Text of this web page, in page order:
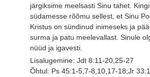
järgiksime meelsasti Sinu tahet.
südamesse rõõmu sellest, et Sinu
Kristus on sündinud inimeseks ja
surma ja patu meelevallast. Sinule
nüüd ja igavesti.
Lisalugemine: Jdt 8:11-20,25-27
Õhtul: Ps 45:1-5,7-8,10,17-18;Jr